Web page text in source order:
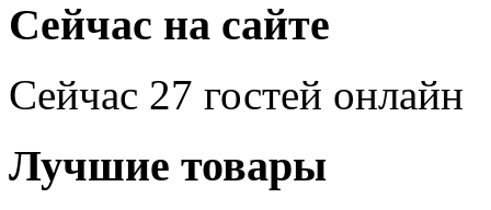
Shaman Drum
€250.00
Сейчас на сайте
Сейчас 27 гостей онлайн
Лучшие товары